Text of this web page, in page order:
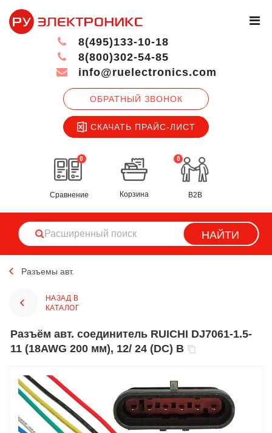
ОБРАТНЫЙ ЗВОНОК
СКАЧАТЬ ПРАЙС-ЛИСТ
8(495)133-10-18
8(800)302-54-85
info@ruelectronics.com
0
Сравнение
0
Корзина B2B
НАЙТИ
Разъемы авт.
НАЗАД В
КАТАЛОГ
Разъём авт. соединитель RUICHI DJ7061-1.5-
11 (18AWG 200 мм), 12/ 24 (DC) В